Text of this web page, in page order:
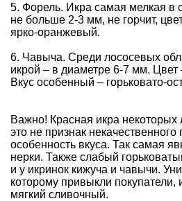
5. Форель. Икра самая мелкая в
не больше 2-3 мм, не горчит,
ярко-оранжевый.
6. Чавыча. Среди лососевых
икрой – в диаметре 6-7 мм.
Вкус особенный – горьковато-
Важно! Красная икра некоторых
это не признак некачественного
особенность вкуса. Так самая
нерки. Также слабый
и у икринок кижуча и чавычи.
которому привыкли покупатели,
мягкий сливочный.